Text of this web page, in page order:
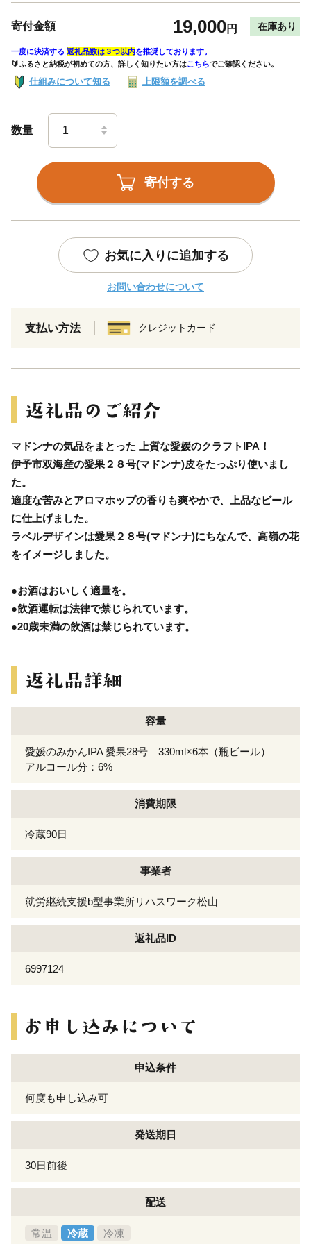
寄付金額 19,000円 在庫あり
一度に決済する 返礼品数は３つ以内を推奨しております。
🔰ふるさと納税が初めての方、詳しく知りたい方はこちらでご確認ください。
仕組みについて知る 上限額を調べる
数量
寄付する
お気に入りに追加する
お問い合わせについて
支払い方法 クレジットカード
マドンナの気品をまとった 上質な愛媛のクラフトIPA！
伊予市双海産の愛果２８号(マドンナ)皮をたっぷり使いまし
た。
適度な苦みとアロマホップの香りも爽やかで、上品なビール
に仕上げました。
ラベルデザインは愛果２８号(マドンナ)にちなんで、高嶺の花
をイメージしました。
●お酒はおいしく適量を。
●飲酒運転は法律で禁じられています。
●20歳未満の飲酒は禁じられています。
容量
愛媛のみかんIPA 愛果28号 330ml×6本（瓶ビール）
アルコール分：6%
消費期限
冷蔵90日
事業者
就労継続支援b型事業所リハスワーク松山
返礼品ID
6997124
申込条件
何度も申し込み可
発送期日
30日前後
配送
常温 冷蔵 冷凍